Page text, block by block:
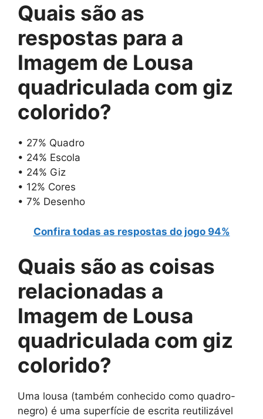
Quais são as
respostas para a
Imagem de Lousa
quadriculada com giz
colorido?
• 27% Quadro
• 24% Escola
• 24% Giz
• 12% Cores
• 7% Desenho
Confira todas as respostas do jogo 94%
Quais são as coisas
relacionadas a
Imagem de Lousa
quadriculada com giz
colorido?
Uma lousa (também conhecido como quadro-
negro) é uma superfície de escrita reutilizável